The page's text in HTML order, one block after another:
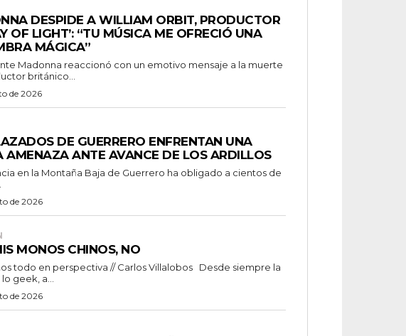
DESPIDE A WILLIAM ORBIT, PRODUCTOR
OF LIGHT’: “TU MÚSICA ME OFRECIÓ UNA
MÁGICA”
Madonna reaccionó con un emotivo mensaje a la muerte
británico...
de 2026
DE GUERRERO ENFRENTAN UNA
AMENAZA ANTE AVANCE DE LOS ARDILLOS
en la Montaña Baja de Guerrero ha obligado a cientos de
de 2026
MONOS CHINOS, NO
todo en perspectiva // Carlos Villalobos Desde siempre la
geek, a...
de 2026